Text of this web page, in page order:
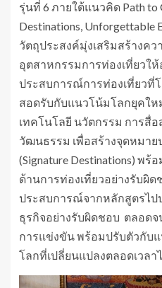
รุ่นที่ 6 ภายใต้แนวคิด Path to
Destinations, Unforgettable
วัตถุประสงค์มุ่งเสริมสร้างค
อุตสาหกรรมการท่องเที่ยวใ
ประสบการณ์การท่องเที่ยวที่
สอดรับกับแนวโน้มโลกยุคให
เทคโนโลยี นวัตกรรม การสื่
วัฒนธรรม เพื่อสร้างจุดหมา
(Signature Destinations) พร้
ด้านการท่องเที่ยวอย่างรับผิ
ประสบการณ์จากหลักสูตรไป
ธุรกิจอย่างรับผิดชอบ ตลอด
การแข่งขัน พร้อมปรับตัวกับ
โลกที่เปลี่ยนแปลงตลอดเวล